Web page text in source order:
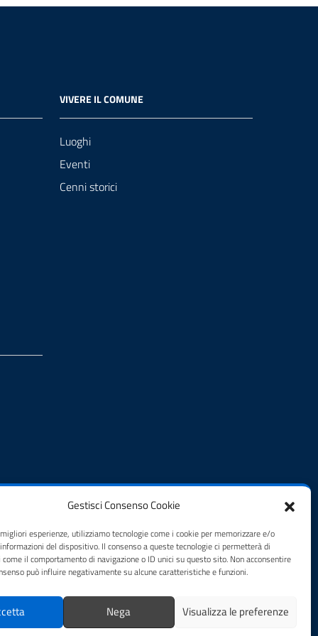
Gestisci Consenso Cookie
esperienze, utilizziamo tecnologie come i cookie per memorizzare e/o
del dispositivo. Il consenso a queste tecnologie ci permetterà di
il comportamento di navigazione o ID unici su questo sito. Non acconsentire
può influire negativamente su alcune caratteristiche e funzioni.
Nega Visualizza le preferenze
VIVERE IL COMUNE
Luoghi
Eventi
Cenni storici